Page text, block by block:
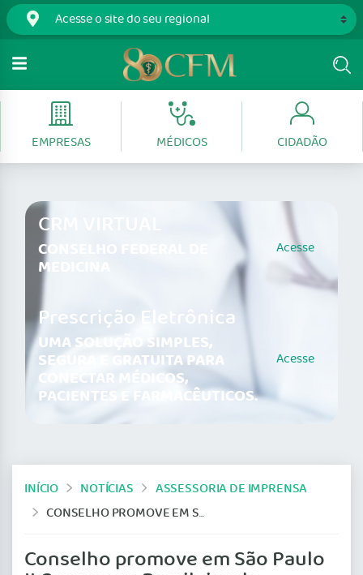
EMPRESAS MÉDICOS CIDADÃO
CRM VIRTUAL
CONSELHO FEDERAL DE
MEDICINA
Acesse
Prescrição Eletrônica
UMA SOLUÇÃO SIMPLES,
SEGURA E GRATUITA PARA
CONECTAR MÉDICOS,
PACIENTES E FARMACÊUTICOS.
Acesse
INÍCIO NOTÍCIAS
ASSESSORIA DE IMPRENSA
CONSELHO PROMOVE EM SÃO PAULO II CONGRESSO BRASILEIRO DE HUMANIDADES EM MEDICINA
Conselho promove em São Paulo